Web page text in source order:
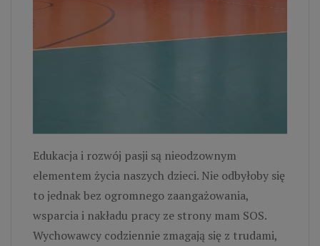
Edukacja i rozwój pasji są nieodzownym
elementem życia naszych dzieci. Nie odbyłoby się
to jednak bez ogromnego zaangażowania,
wsparcia i nakładu pracy ze strony mam SOS.
Wychowawcy codziennie zmagają się z trudami,